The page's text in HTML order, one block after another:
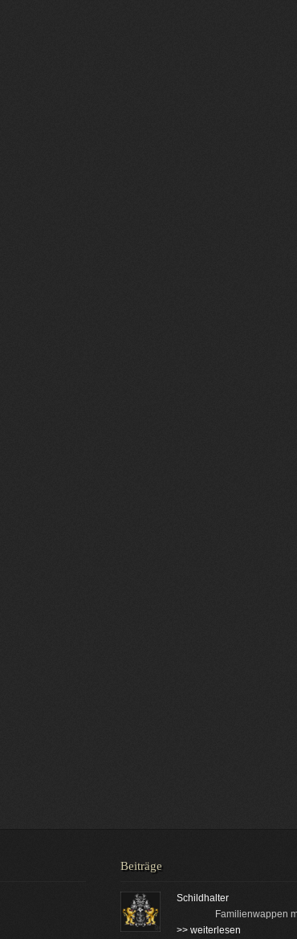
Beiträge
Schildhalter
Familienwappen
>> weiterlesen